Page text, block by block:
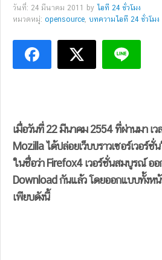
วันที่: 24 มีนาคม 2011 by ไอที 24 ชั่วโมง
หมวดหมู่: opensource, บทความไอที 24 ชั่วโมง
เมื่อวันที่ 22 มีนาคม 2554 ที่ผ่านมา เ
Mozilla ได้ปล่อยเว็บบราวเซอร์เวอร์
ในชื่อว่า Firefox4 เวอร์ชั่นสมบูรณ์ ออ
Download กันแล้ว โดยออกแบบทั้ง
เพียบดังนี้